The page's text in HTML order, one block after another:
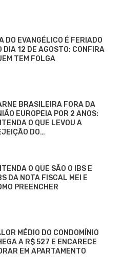
DO EVANGÉLICO É FERIADO
DIA 12 DE AGOSTO: CONFIRA
TEM FOLGA
BRASILEIRA FORA DA
EUROPEIA POR 2 ANOS:
O QUE LEVOU A
DO…
O QUE SÃO O IBS E
DA NOTA FISCAL MEI E
PREENCHER
MÉDIO DO CONDOMÍNIO
A R$ 527 E ENCARECE
EM APARTAMENTO